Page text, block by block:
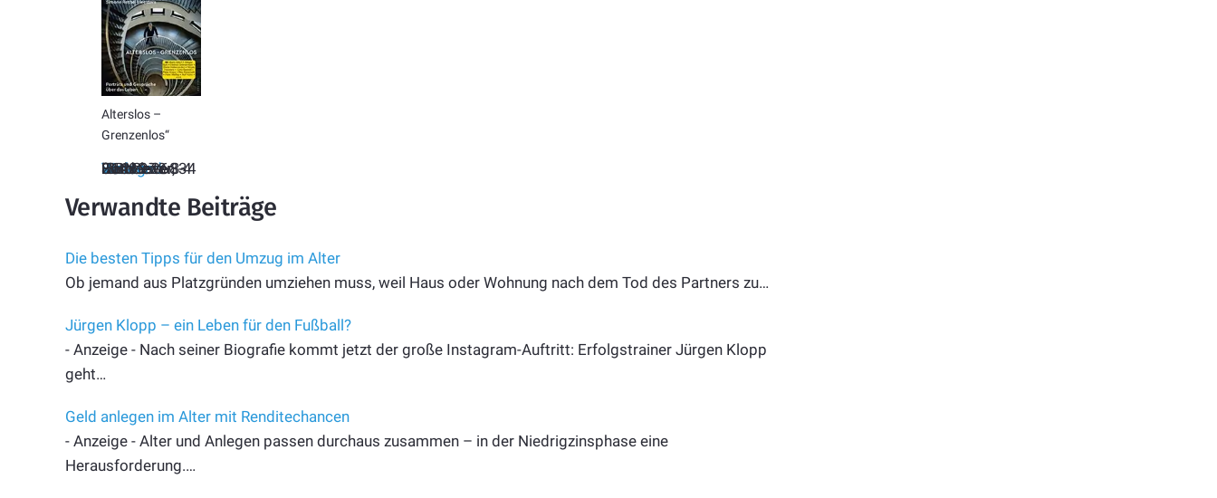
Alterslos –
Grenzenlos“
Simone Rethel-Heesters
Westend Verlag
216 Seiten
Hardcover, 34 Euro
ISBN 978-3-86489-268-4
Verwandte Beiträge
Die besten Tipps für den Umzug im Alter
Ob jemand aus Platzgründen umziehen muss, weil Haus oder Wohnung nach dem Tod des Partners zu…
Jürgen Klopp – ein Leben für den Fußball?
- Anzeige - Nach seiner Biografie kommt jetzt der große Instagram-Auftritt: Erfolgstrainer Jürgen Klopp
geht…
Geld anlegen im Alter mit Renditechancen
- Anzeige - Alter und Anlegen passen durchaus zusammen – in der Niedrigzinsphase eine
Herausforderung.…